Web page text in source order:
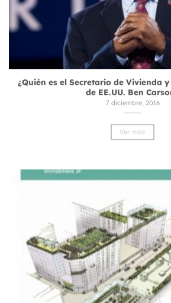
¿Quién es el Secretario de Vivienda
de EE.UU. Ben
7 diciembre, 2016
Ver más